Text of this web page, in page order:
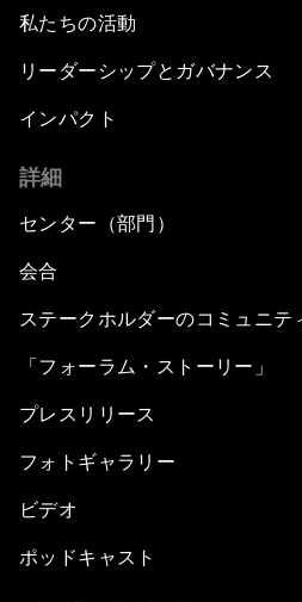
私たちの活動
リーダーシップとガバナンス
インパクト
詳細
センター（部門）
会合
ステークホルダーのコミュニテ
「フォーラム・ストーリー」
プレスリリース
フォトギャラリー
ビデオ
ポッドキャスト